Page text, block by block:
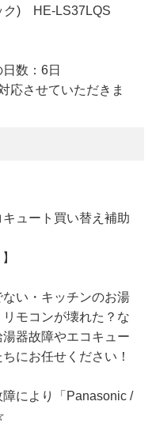
ク) HE-LS37LQS
数：6日
応させていただきま
キュート買い替え補助
い・キッチンのお湯
モコンが壊れた？な
器故障やエコキュー
にお任せください！
により「Panasonic /